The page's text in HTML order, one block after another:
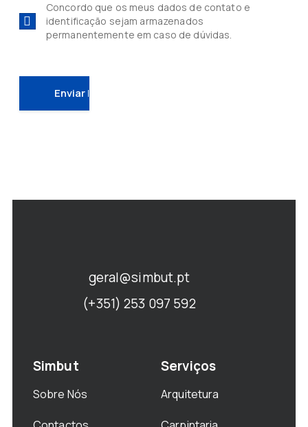
Concordo que os meus dados de contato e
identificação sejam armazenados
permanentemente em caso de dúvidas.
geral@simbut.pt
(+351) 253 097 592
Simbut
Sobre Nós
Serviços
Arquitetura